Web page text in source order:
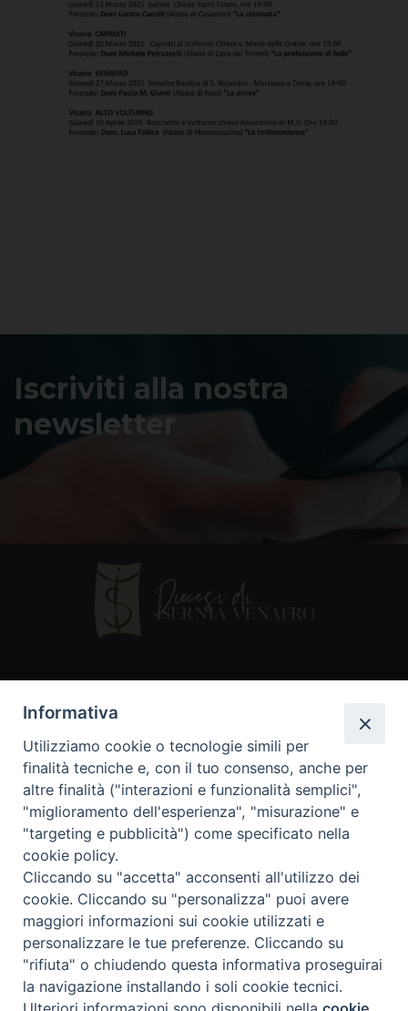
Iscriviti alla nostra
newsletter
86170 Isernia
086550849
segreteria@diocesiiserniavenafro.it
I nostri social
Copyright © 2018 - Diocesi di Isernia-Venafro (C.F.
90008750946). Riproduzione solo con permesso.
Tutti i diritti sono riservati
Preferenze Cookie
Informativa
Utilizziamo cookie o tecnologie simili per
finalità tecniche e, con il tuo consenso, anche per
altre finalità ("interazioni e funzionalità semplici",
"miglioramento dell'esperienza", "misurazione" e
"targeting e pubblicità") come specificato nella
cookie policy.
Cliccando su "accetta" acconsenti all'utilizzo dei
cookie. Cliccando su "personalizza" puoi avere
maggiori informazioni sui cookie utilizzati e
personalizzare le tue preferenze. Cliccando su
"rifiuta" o chiudendo questa informativa proseguirai
la navigazione installando i soli cookie tecnici.